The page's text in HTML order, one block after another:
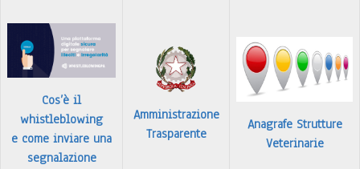
Cos’è il
whistleblowing
e come inviare una
segnalazione
Amministrazione
Trasparente
Anagrafe Strutture
Veterinarie